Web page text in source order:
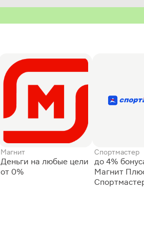
Магнит
Деньги на любые цели
от 0%
Спортмастер
до 4%
Магнит